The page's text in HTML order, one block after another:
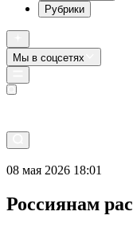
Рубрики
Мы в соцсетях
08 мая 2026 18:01
Россиянам